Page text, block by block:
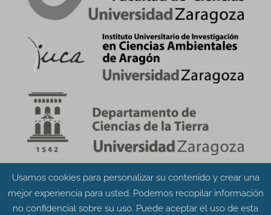
Aviso Legal
Política de Privacidad
Política de Cookies
Usamos cookies para personalizar su contenido y crear una
mejor experiencia para usted. Podemos recopilar información
no confidencial sobre su uso. Puede aceptar el uso de esta